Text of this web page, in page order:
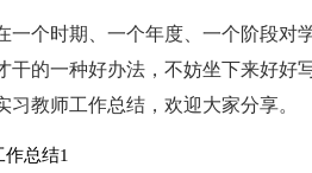
一个时期、一个年度、一个阶段对
干的一种好办法，不妨坐下来好好
习教师工作总结，欢迎大家分享。
总结1